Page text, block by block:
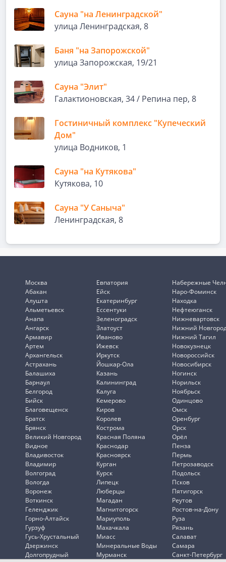
Сауна "на Ленинградской"
улица Ленинградская, 8
Баня "на Запорожской"
улица Запорожская, 19/21
Сауна "Элит"
Галактионовская, 34 / Репина пер, 8
Гостиничный комплекс "Купеческий
Дом"
улица Водников, 1
Сауна "на Кутякова"
Кутякова, 10
Сауна "У Саныча"
Ленинградская, 8
Москва
Абакан
Алушта
Альметьевск
Анапа
Ангарск
Армавир
Артем
Архангельск
Астрахань
Балашиха
Барнаул
Белгород
Бийск
Благовещенск
Братск
Брянск
Великий Новгород
Видное
Владивосток
Владимир
Волгоград
Вологда
Воронеж
Воткинск
Геленджик
Горно-Алтайск
Гурзуф
Гусь-Хрустальный
Дзержинск
Долгопрудный
Евпатория
Ейск
Екатеринбург
Ессентуки
Зеленоградск
Златоуст
Иваново
Ижевск
Иркутск
Йошкар-Ола
Казань
Калининград
Калуга
Кемерово
Киров
Королев
Кострома
Красная Поляна
Краснодар
Красноярск
Курган
Курск
Липецк
Люберцы
Магадан
Магнитогорск
Мариуполь
Махачкала
Миасс
Минеральные Воды
Мурманск
Набережные
Наро-Фоминск
Находка
Нефтеюганск
Нижневартовск
Нижний
Нижний Тагил
Новокузнецк
Новороссийск
Новосибирск
Ногинск
Норильск
Ноябрьск
Одинцово
Омск
Оренбург
Орск
Орёл
Пенза
Пермь
Петрозаводск
Подольск
Псков
Пятигорск
Реутов
Ростов-на-Дону
Руза
Рязань
Салават
Самара
Санкт-Петербург